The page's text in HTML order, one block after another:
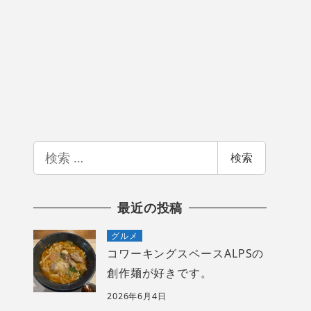
索
検索
最近の投稿
グルメ
コワーキングスペースALPSの
創作麺が好きです。
2026年6月4日